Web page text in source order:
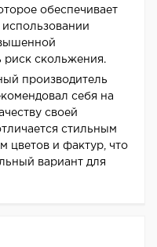
обеспечивает
риск скольжения.
производитель
себя на
своей
стильным
цветов и фактур, что
вариант для